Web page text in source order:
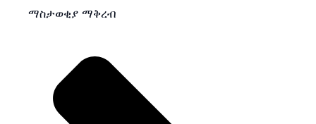
ማስታወቂያ ማቅረብ